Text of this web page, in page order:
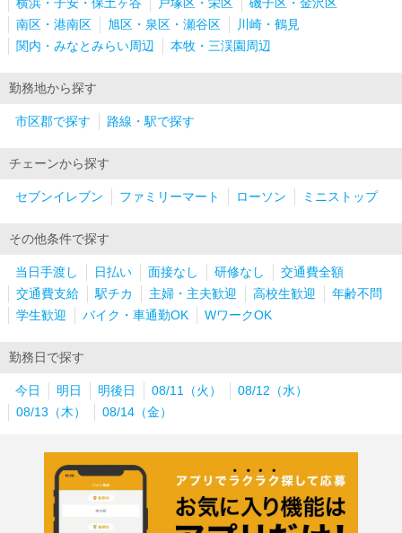
横浜・子安・保土ヶ谷
戸塚区・栄区
磯子区・金沢区
南区・港南区
旭区・泉区・瀬谷区
川崎・鶴見
関内・みなとみらい周辺
本牧・三渓園周辺
勤務地から探す
市区郡で探す 路線・駅で探す
チェーンから探す
セブンイレブン ファミリーマート ローソン ミニストップ
その他条件で探す
当日手渡し 日払い 面接なし 研修なし
交通費全額
交通費支給
駅チカ 主婦・主夫歓迎 高校生歓迎
年齢不問
学生歓迎
バイク・車通勤OK WワークOK
勤務日で探す
今日 明日 明後日 08/11（火）
08/12（水）
08/13（木）
08/14（金）